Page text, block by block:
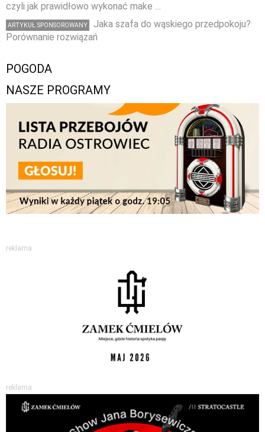
czyli jak prawidłowo wykonać make …
ARTYKUŁ SPONSOROWANY
Jaka szafa do wąskiego przedpokoju?
Porównanie rozwiązań
POGODA
NASZE PROGRAMY
reklama
reklama